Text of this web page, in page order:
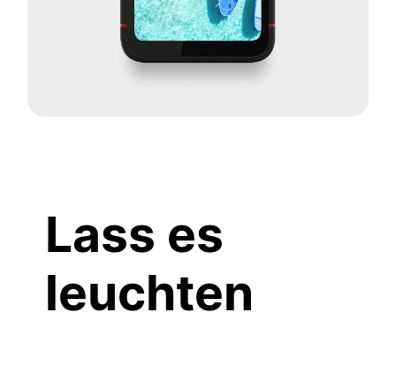
Lass es
leuchten